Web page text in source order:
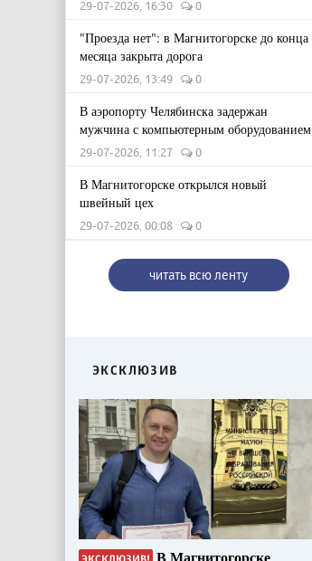
29-07-2026, 16:30 0
"Проезда нет": в Магнитогорске до конца
месяца закрыта дорога
29-07-2026, 13:49 0
В аэропорту Челябинска задержан
мужчина с компьютерным оборудованием
29-07-2026, 11:27 0
В Магнитогорске открылся новый
швейный цех
29-07-2026, 00:08 0
читать всю ленту
ЭКСКЛЮЗИВ